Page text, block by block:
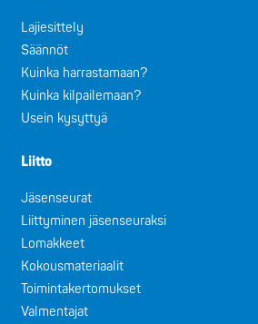
Lajiesittely
Säännöt
Kuinka harrastamaan?
Kuinka kilpailemaan?
Usein kysyttyä
Liitto
Jäsenseurat
Liittyminen jäsenseuraksi
Lomakkeet
Kokousmateriaalit
Toimintakertomukset
Valmentajat